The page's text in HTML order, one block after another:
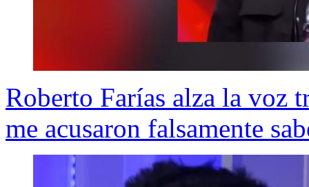
Roberto Farías alza la voz
me acusaron falsamente